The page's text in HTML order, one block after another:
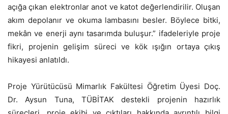
açığa çıkan elektronlar anot ve katot değerlendirilir. Oluşan
akım depolanır ve okuma lambasını besler. Böylece bitki,
mekân ve enerji aynı tasarımda buluşur.” ifadeleriyle proje
fikri, projenin gelişim süreci ve kök ışığın ortaya çıkış
hikayesi anlatıldı.
Proje Yürütücüsü Mimarlık Fakültesi Öğretim Üyesi Doç.
Dr. Aysun Tuna, TÜBİTAK destekli projenin hazırlık